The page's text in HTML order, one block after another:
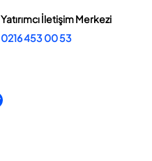
Yatırımcı İletişim Merkezi
0216 453 00 53